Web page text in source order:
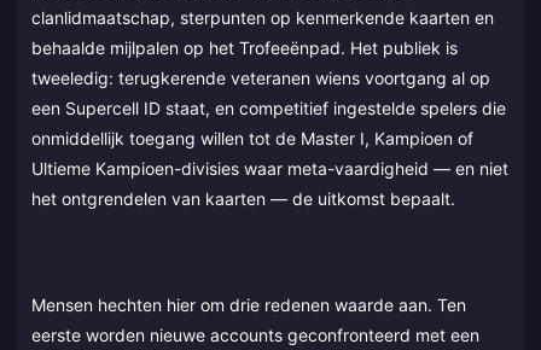
clanlidmaatschap, sterpunten op kenmerkende kaarten en
behaalde mijlpalen op het Trofeeënpad. Het publiek is
tweeledig: terugkerende veteranen wiens voortgang al op
een Supercell ID staat, en competitief ingestelde spelers die
onmiddellijk toegang willen tot de Master I, Kampioen of
Ultieme Kampioen-divisies waar meta-vaardigheid — en niet
het ontgrendelen van kaarten — de uitkomst bepaalt.
Mensen hechten hier om drie redenen waarde aan. Ten
eerste worden nieuwe accounts geconfronteerd met een